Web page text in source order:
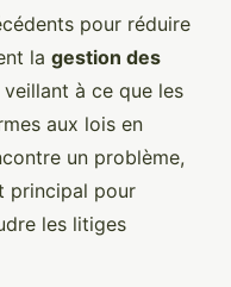
pour réduire
la gestion des
veillant à ce que les
aux lois en
un problème,
principal pour
les litiges